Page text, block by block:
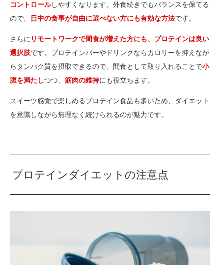
コントロールしやすくなります。外食続きでもバランスを保てる
ので、
日中の食事が自由に選べない方にも有効な方法です。
さらに リモートワークで間食が増えた方にも、プロテインは良い
選択肢です。プロテインバーやドリンクならカロリーを抑えなが
らタンパク質を摂取できるので、間食として取り入れることで小
腹を満たしつつ、 筋肉の維持にも役立ちます。
スイーツ感覚で楽しめるプロテイン食品も多いため、ダイエット
を意識しながら無理なく続けられるのが魅力です。
プロテインダイエットの注意点